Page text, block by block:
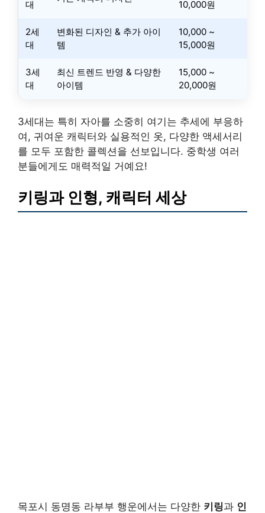
대
10,000원
2세
대
변화된 디자인 & 추가 아이
템
10,000 ~
15,000원
3세
대
최신 트렌드 반영 & 다양한
아이템
15,000 ~
20,000원
3세대는 특히 자아를 소중히 여기는 추세에 부응하
여, 귀여운 캐릭터와 실용적인 옷, 다양한 액세서리
를 모두 포함한 콜렉션을 선보입니다. 중학생 여러
분들에게도 매력적일 거예요!
키링과 인형, 캐릭터 세상
목포시 동명동 라부부 행운에서는 다양한 키링과 인